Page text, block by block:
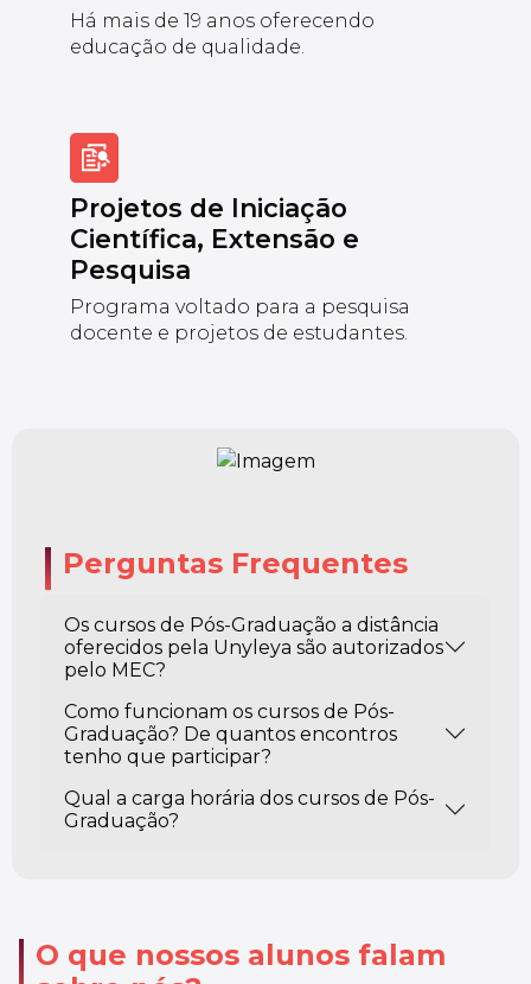
Há mais de 19 anos oferecendo
educação de qualidade.
Projetos de Iniciação
Científica, Extensão e
Pesquisa
Programa voltado para a pesquisa
docente e projetos de estudantes.
Perguntas Frequentes
Os cursos de Pós-Graduação a distância
oferecidos pela Unyleya são autorizados
pelo MEC?
Como funcionam os cursos de Pós-
Graduação? De quantos encontros
tenho que participar?
Qual a carga horária dos cursos de Pós-
Graduação?
O que nossos alunos falam